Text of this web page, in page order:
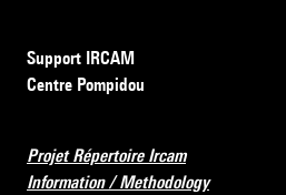
Support IRCAM
Centre Pompidou
Projet Répertoire Ircam
Information / Methodology